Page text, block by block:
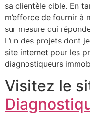
sa clientèle cible. En
m’efforce de fournir à
sur mesure qui
L’un des projets dont
site internet pour les
diagnostiqueurs
Visitez le